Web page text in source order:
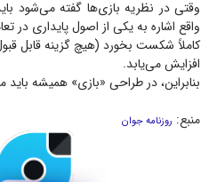
واقع اشاره به یکی از اصول پایداری
کاملاً شکست بخورد (هیچ گزینه قابل
افزایش می‌یابد.
بنابراین، در طراحی «بازی» همیشه
منبع: روزنامه جوان